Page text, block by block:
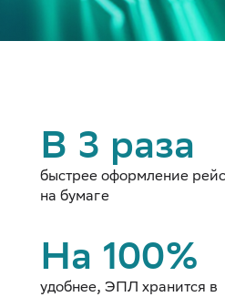
В 3 раза
быстрее оформление
на бумаге
На 100%
удобнее, ЭПЛ хранится в